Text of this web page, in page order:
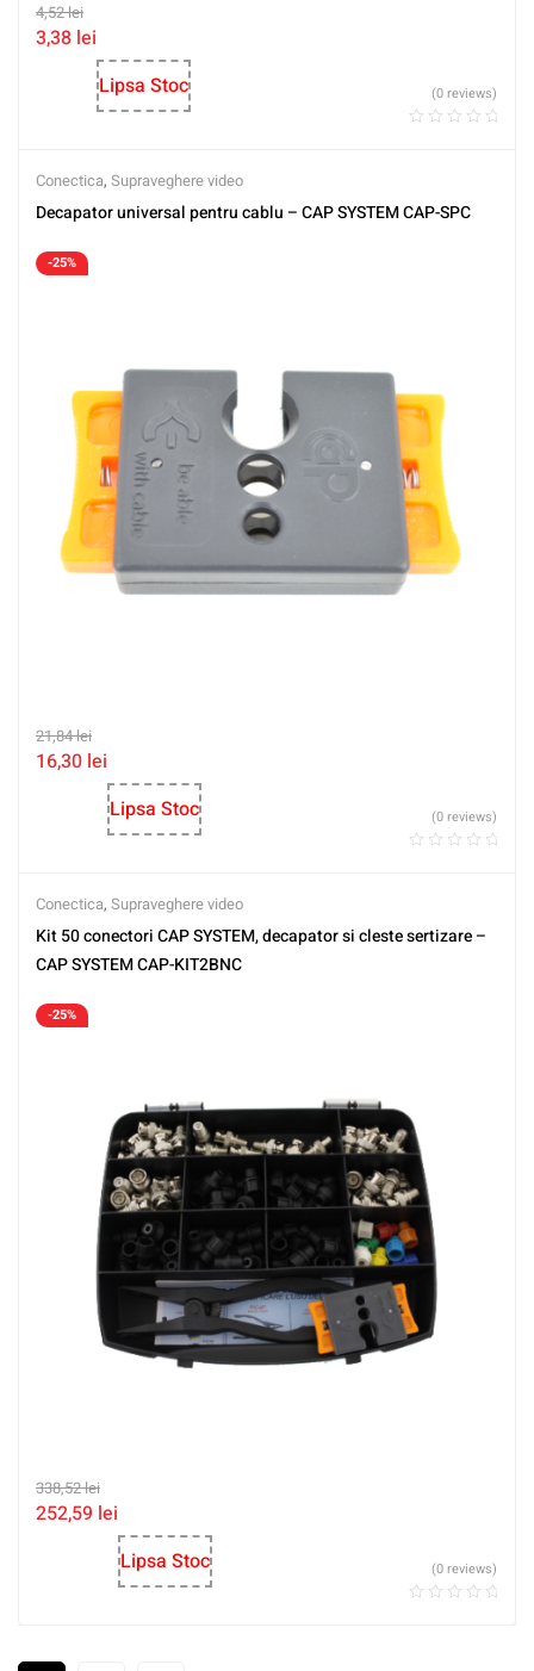
4,52lei
3,38 lei
Lipsa Stoc
(0 reviews)
Conectica, Supraveghere video
Decapator universal pentru cablu – CAP SYSTEM CAP-SPC
-25%
21,84lei
16,30 lei
Lipsa Stoc
(0 reviews)
Conectica, Supraveghere video
Kit 50 conectori CAP SYSTEM, decapator si cleste sertizare –
CAP SYSTEM CAP-KIT2BNC
-25%
338,52lei
252,59 lei
Lipsa Stoc
(0 reviews)